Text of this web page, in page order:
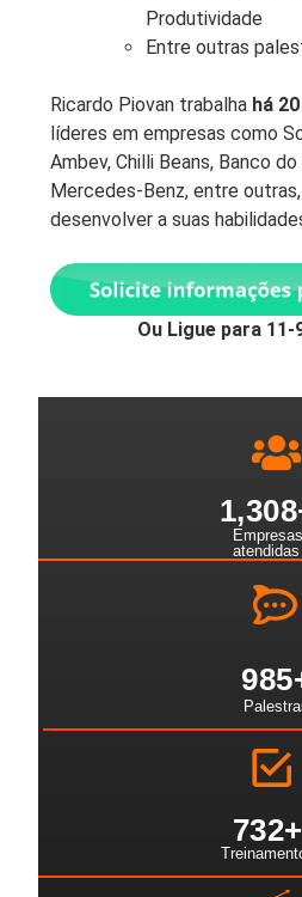
Produtividade
Entre outras
Ricardo Piovan trabalha há
líderes em empresas como
Ambev, Chilli Beans, Banco
Mercedes-Benz, entre
desenvolver a suas
Ou Ligue para 11-
Empresas
atendidas
1,308
985
732+